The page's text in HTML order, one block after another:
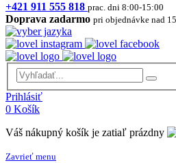
+421 911 555 818 prac. dni 8:00-15:00
Doprava zadarmo pri objednávke nad
Prihlásiť
0 Košík
Váš nákupný košík je zatiaľ prázdny
Zavrieť menu